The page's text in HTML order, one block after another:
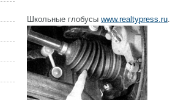
Школьные глобусы www.realtypress.ru.